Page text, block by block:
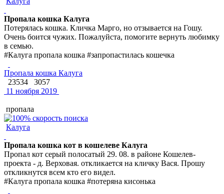
Пропала кошка Калуга
Потерялась кошка. Кличка Марго, но отзывается на Гошу.
Очень боится чужих. Пожалуйста, помогите вернуть любимку
в семью.
#Калуга пропала кошка #запропастилась кошечка
Пропала кошка Калуга
23534
3057
11 ноября 2019
пропала
Калуга
Пропала кошка кот в кошелеве Калуга
Пропал кот серый полосатый 29. 08. в районе Кошелев-
проекта - д. Верховая. откликается на кличку Вася. Прошу
откликнутся всем кто его видел.
#Калуга пропала кошка #потеряна кисонька